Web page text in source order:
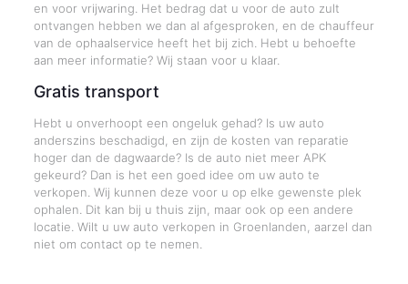
en voor vrijwaring. Het bedrag dat u voor de auto zult
ontvangen hebben we dan al afgesproken, en de chauffeur
van de ophaalservice heeft het bij zich. Hebt u behoefte
aan meer informatie? Wij staan voor u klaar.
Gratis transport
Hebt u onverhoopt een ongeluk gehad? Is uw auto
anderszins beschadigd, en zijn de kosten van reparatie
hoger dan de dagwaarde? Is de auto niet meer APK
gekeurd? Dan is het een goed idee om uw auto te
verkopen. Wij kunnen deze voor u op elke gewenste plek
ophalen. Dit kan bij u thuis zijn, maar ook op een andere
locatie. Wilt u uw auto verkopen in Groenlanden, aarzel dan
niet om contact op te nemen.